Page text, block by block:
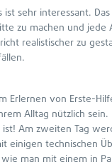
sehr interessant.
zu machen und jede
realistischer zu
Erlernen von Erste-
Alltag nützlich sein.
Am zweiten Tag
einigen technischen
man mit einem in